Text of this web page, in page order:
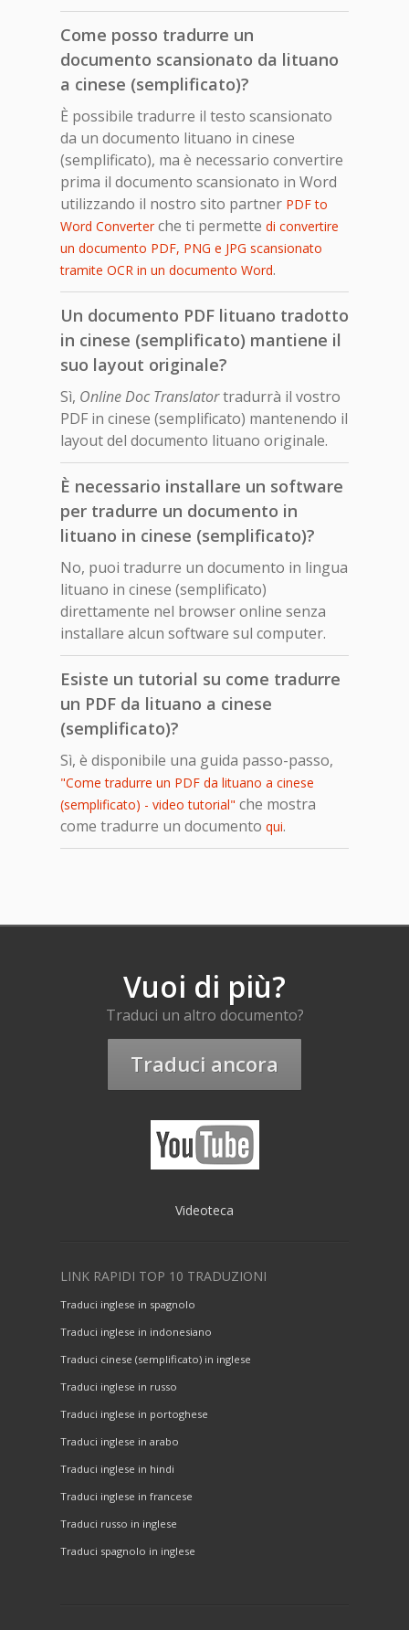
Come posso tradurre un
documento scansionato da lituano
a cinese (semplificato)?
È possibile tradurre il testo scansionato
da un documento lituano in cinese
(semplificato), ma è necessario convertire
prima il documento scansionato in Word
utilizzando il nostro sito partner PDF to
Word Converterche ti permette di convertire
un documento PDF, PNG e JPG scansionato
tramite OCR in un documento Word.
Un documento PDF lituano tradotto
in cinese (semplificato) mantiene il
suo layout originale?
Sì, Online Doc Translatortradurrà il vostro
PDF in cinese (semplificato) mantenendo il
layout del documento lituano originale.
È necessario installare un software
per tradurre un documento in
lituano in cinese (semplificato)?
No, puoi tradurre un documento in lingua
lituano in cinese (semplificato)
direttamente nel browser online senza
installare alcun software sul computer.
Esiste un tutorial su come tradurre
un PDF da lituano a cinese
(semplificato)?
Sì, è disponibile una guida passo-passo,
"Come tradurre un PDF da lituano a cinese
(semplificato) - video tutorial" che mostra
come tradurre un documento qui.
Vuoi di più?
Traduci un altro documento?
Traduci ancora
Videoteca
LINK RAPIDI TOP 10 TRADUZIONI
Traduci inglese in spagnolo
Traduci inglese in indonesiano
Traduci cinese (semplificato) in inglese
Traduci inglese in russo
Traduci inglese in portoghese
Traduci inglese in arabo
Traduci inglese in hindi
Traduci inglese in francese
Traduci russo in inglese
Traduci spagnolo in inglese